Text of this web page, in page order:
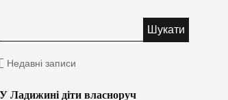
Недавні записи
У Ладижині діти власноруч